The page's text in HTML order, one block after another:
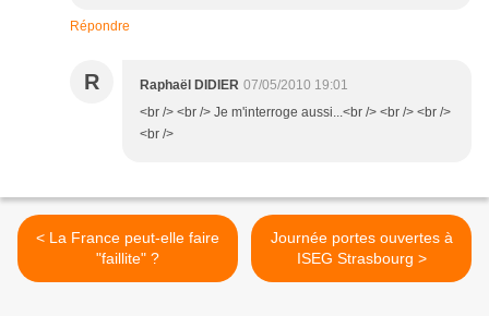
Répondre
R Raphaël DIDIER 07/05/2010 19:01
<br /> <br /> Je m'interroge aussi...<br /> <br /> <br />
<br />
< La France peut-elle faire
"faillite" ?
Journée portes ouvertes à
ISEG Strasbourg >